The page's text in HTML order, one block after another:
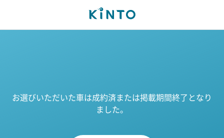
お選びいただいた車は成約済または掲載期間終了となり
ました。